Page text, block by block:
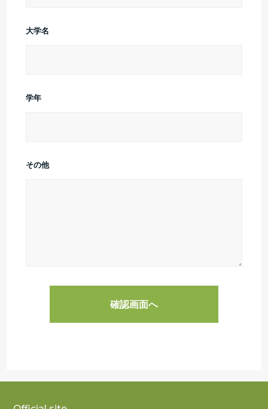
大学名
学年
その他